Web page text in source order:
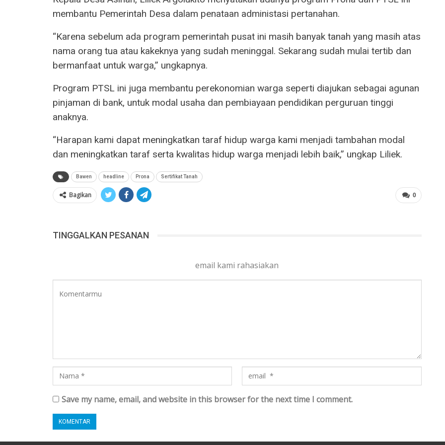
membantu Pemerintah Desa dalam penataan administasi pertanahan.
“Karena sebelum ada program pemerintah pusat ini masih banyak tanah yang masih atas
nama orang tua atau kakeknya yang sudah meninggal. Sekarang sudah mulai tertib dan
bermanfaat untuk warga,” ungkapnya.
Program PTSL ini juga membantu perekonomian warga seperti diajukan sebagai agunan
pinjaman di bank, untuk modal usaha dan pembiayaan pendidikan perguruan tinggi
anaknya.
“Harapan kami dapat meningkatkan taraf hidup warga kami menjadi tambahan modal
dan meningkatkan taraf serta kwalitas hidup warga menjadi lebih baik,” ungkap Liliek.
Bawen headline Prona Sertifikat Tanah
0
Bagikan
TINGGALKAN PESANAN
email kami rahasiakan
Save my name, email, and website in this browser for the next time I comment.